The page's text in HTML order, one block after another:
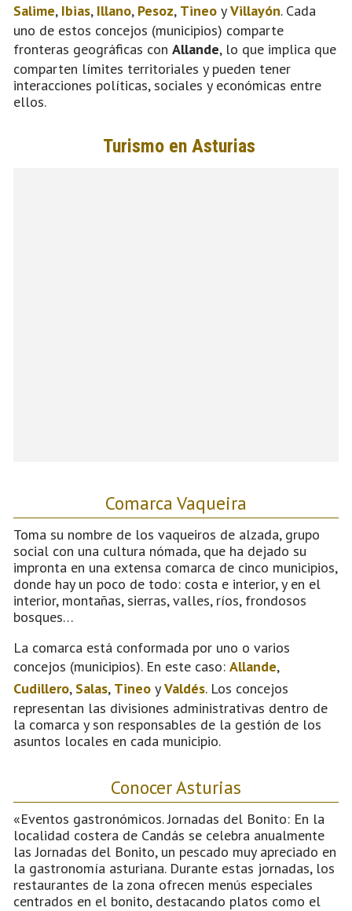
Salime, Ibias, Illano, Pesoz, Tineo yVillayón. Cada
uno de estos concejos (municipios) comparte
fronteras geográficas con Allande, lo que implica que
comparten límites territoriales y pueden tener
interacciones políticas, sociales y económicas entre
ellos.
Comarca Vaqueira
Toma su nombre de los vaqueiros de alzada, grupo
social con una cultura nómada, que ha dejado su
impronta en una extensa comarca de cinco municipios,
donde hay un poco de todo: costa e interior, y en el
interior, montañas, sierras, valles, ríos, frondosos
bosques…
La comarca está conformada por uno o varios
concejos (municipios). En este caso: Allande,
Cudillero, Salas, Tineo yValdés. Los concejos
representan las divisiones administrativas dentro de
la comarca y son responsables de la gestión de los
asuntos locales en cada municipio.
Conocer Asturias
«Eventos gastronómicos. Jornadas del Bonito: En la
localidad costera de Candás se celebra anualmente
las Jornadas del Bonito, un pescado muy apreciado en
la gastronomía asturiana. Durante estas jornadas, los
restaurantes de la zona ofrecen menús especiales
centrados en el bonito, destacando platos como el